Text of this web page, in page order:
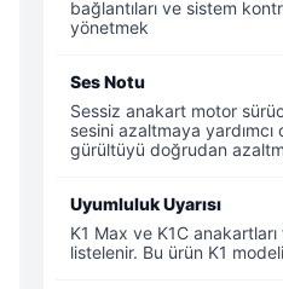
bağlantıları ve sistem
yönetmek
Ses Notu
Sessiz anakart motor
sesini azaltmaya yardımcı
gürültüyü doğrudan
Uyumluluk Uyarısı
K1 Max ve K1C anakartları
listelenir. Bu ürün K1